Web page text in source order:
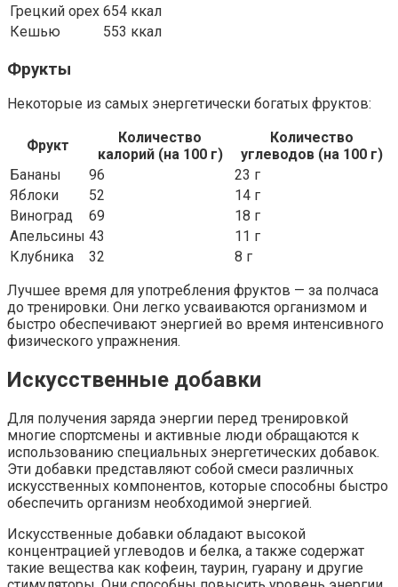
Грецкий орех 654 ккал
Кешью
553 ккал
Фрукты
Некоторые из самых энергетически богатых фруктов:
Фрукт
Количество
калорий (на 100 г)
Количество
углеводов (на 100 г)
Бананы
96
23 г
Яблоки
52
14 г
Виноград
69
18 г
Апельсины 43
11 г
Клубника
32
8 г
Лучшее время для употребления фруктов — за полчаса
до тренировки. Они легко усваиваются организмом и
быстро обеспечивают энергией во время интенсивного
физического упражнения.
Искусственные добавки
Для получения заряда энергии перед тренировкой
многие спортсмены и активные люди обращаются к
использованию специальных энергетических добавок.
Эти добавки представляют собой смеси различных
искусственных компонентов, которые способны быстро
обеспечить организм необходимой энергией.
Искусственные добавки обладают высокой
концентрацией углеводов и белка, а также содержат
такие вещества как кофеин, таурин, гуарану и другие